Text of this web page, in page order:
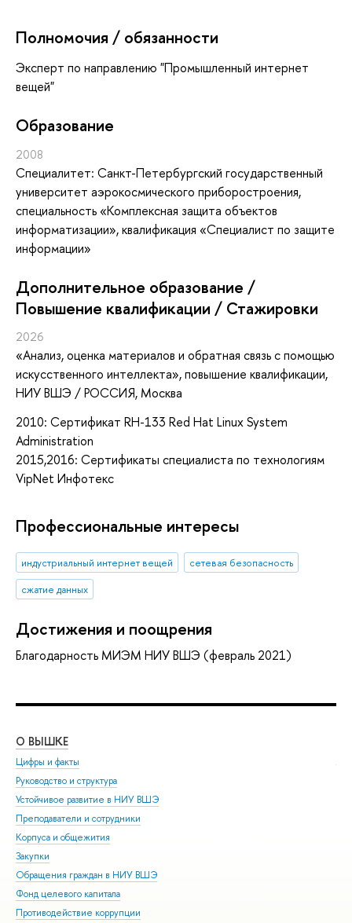
Полномочия / обязанности
Эксперт по направлению "Промышленный интернет
вещей"
Oбразование
2008
Специалитет: Санкт-Петербургский государственный
университет аэрокосмического приборостроения,
специальность «Комплексная защита объектов
информатизации», квалификация «Специалист по защите
информации»
Дополнительное образование /
Повышение квалификации / Стажировки
2026
«Анализ, оценка материалов и обратная связь с помощью
искусственного интеллекта», повышение квалификации,
НИУ ВШЭ / РОССИЯ, Москва
2010: Сертификат RH-133 Red Hat Linux System
Administration
2015,2016: Сертификаты специалиста по технологиям
VipNet Инфотекс
Профессиональные интересы
индустриальный интернет вещей
сетевая безопасность
сжатие данных
Достижения и поощрения
Благодарность МИЭМ НИУ ВШЭ (февраль 2021)
О ВЫШКЕ
Цифры и факты
Руководство и структура
Устойчивое развитие в НИУ ВШЭ
Преподаватели и сотрудники
Корпуса и общежития
Закупки
Обращения граждан в НИУ ВШЭ
Фонд целевого капитала
Противодействие коррупции